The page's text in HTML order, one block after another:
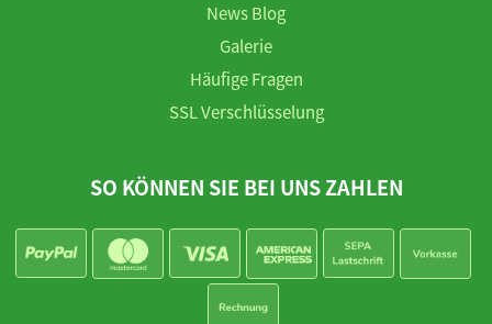
News Blog
Galerie
Häufige Fragen
SSL Verschlüsselung
SO KÖNNEN SIE BEI UNS ZAHLEN